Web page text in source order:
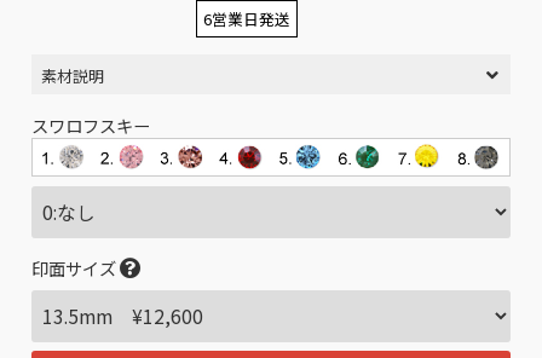
6営業日発送
素材説明
スワロフスキー
印面サイズ